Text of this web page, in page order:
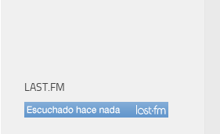
LAST.FM